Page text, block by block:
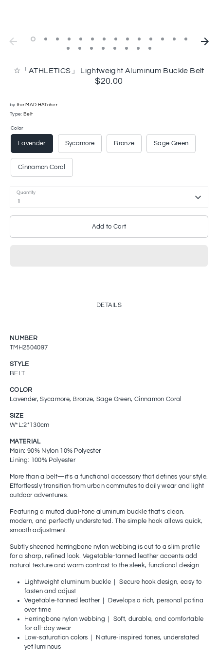
☆「ATHLETICS」 Lightweight Aluminum Buckle Belt
$20.00
by the MAD HATcher
Type: Belt
Color
Lavender Sycamore Bronze Sage Green
Cinnamon Coral
Quantity
1
Add to Cart
DETAILS
NUMBER
TMH2504097
STYLE
BELT
COLOR
Lavender, Sycamore, Bronze, Sage Green, Cinnamon Coral
SIZE
W*L:2*130cm
MATERIAL
Main: 90% Nylon 10% Polyester
Lining: 100% Polyester
More than a belt—it’s a functional accessory that defines your style.
Effortlessly transition from urban commutes to daily wear and light
outdoor adventures.
Featuring a muted dual-tone aluminum buckle that’s clean,
modern, and perfectly understated. The simple hook allows quick,
smooth adjustment.
Subtly sheened herringbone nylon webbing is cut to a slim profile
for a sharp, refined look. Vegetable-tanned leather accents add
natural texture and warm contrast to the sleek, functional design.
Lightweight aluminum buckle｜ Secure hook design, easy to
fasten and adjust
Vegetable-tanned leather｜ Develops a rich, personal patina
over time
Herringbone nylon webbing｜ Soft, durable, and comfortable
for all-day wear
Low-saturation colors｜ Nature-inspired tones, understated
yet luminous